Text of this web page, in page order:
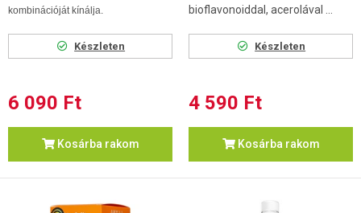
kombinációját kínálja.
Készleten
6 090 Ft
Kosárba rakom
bioflavonoiddal, acerolával ...
Készleten
4 590 Ft
Kosárba rakom